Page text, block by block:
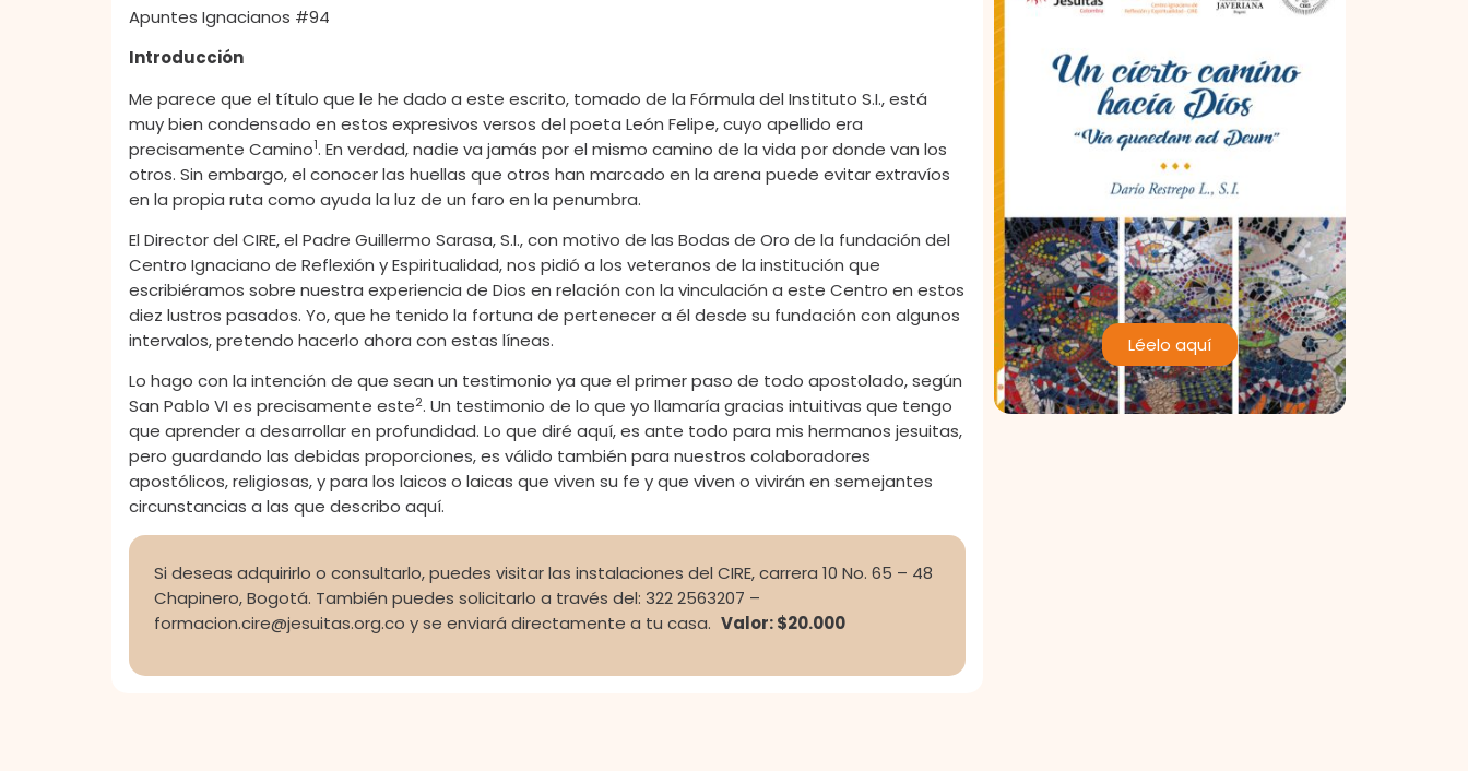
Apuntes Ignacianos #94
Introducción
Me parece que el título que le he dado a este escrito, tomado de la Fórmula del Instituto S.I., está
muy bien condensado en estos expresivos versos del poeta León Felipe, cuyo apellido era
precisamente Camino1. En verdad, nadie va jamás por el mismo camino de la vida por donde van los
otros. Sin embargo, el conocer las huellas que otros han marcado en la arena puede evitar extravíos
en la propia ruta como ayuda la luz de un faro en la penumbra.
El Director del CIRE, el Padre Guillermo Sarasa, S.I., con motivo de las Bodas de Oro de la fundación del
Centro Ignaciano de Reflexión y Espiritualidad, nos pidió a los veteranos de la institución que
escribiéramos sobre nuestra experiencia de Dios en relación con la vinculación a este Centro en estos
diez lustros pasados. Yo, que he tenido la fortuna de pertenecer a él desde su fundación con algunos
intervalos, pretendo hacerlo ahora con estas líneas.
Lo hago con la intención de que sean un testimonio ya que el primer paso de todo apostolado, según
San Pablo VI es precisamente este2. Un testimonio de lo que yo llamaría gracias intuitivas que tengo
que aprender a desarrollar en profundidad. Lo que diré aquí, es ante todo para mis hermanos jesuitas,
pero guardando las debidas proporciones, es válido también para nuestros colaboradores
apostólicos, religiosas, y para los laicos o laicas que viven su fe y que viven o vivirán en semejantes
circunstancias a las que describo aquí.
Si deseas adquirirlo o consultarlo, puedes visitar las instalaciones del CIRE, carrera 10 No. 65 – 48
Chapinero, Bogotá. También puedes solicitarlo a través del: 322 2563207 –
formacion.cire@jesuitas.org.co y se enviará directamente a tu casa. Valor: $20.000
Léelo aquí